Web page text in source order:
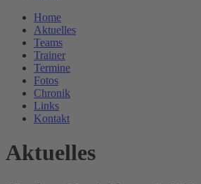
Home
Aktuelles
Teams
Trainer
Termine
Fotos
Chronik
Links
Kontakt
Aktuelles